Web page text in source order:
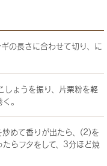
の長さに合わせて切り、に
ょうを振り、片栗粉を軽
。
炒めて香りが出たら、(2)を
らフタをして、3分ほど焼